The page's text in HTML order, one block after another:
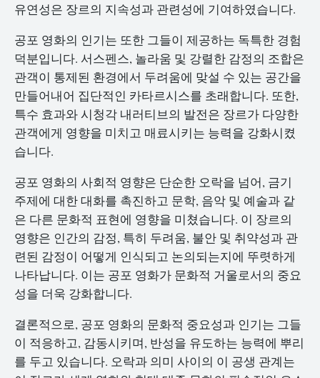
유연성은 장르의 지속성과 관련성에 기여하였습니다.
공포 영화의 인기는 또한 그들이 제공하는 독특한 경험
덕분입니다. 서스펜스, 놀라움 및 강렬한 감정의 조합은
관객이 통제된 환경에서 두려움에 맞설 수 있는 공간을
만들어내어 집단적인 카타르시스를 초래합니다. 또한,
특수 효과와 시청각 내러티브의 발전은 장르가 다양한
관객에게 영향을 미치고 매료시키는 능력을 강화시켰
습니다.
공포 영화의 사회적 영향은 단순한 오락을 넘어, 금기
주제에 대한 대화를 촉진하고 문학, 음악 및 예술과 같
은 다른 문화적 표현에 영향을 미쳤습니다. 이 장르의
영향은 인간의 감정, 특히 두려움, 불안 및 취약성과 관
련된 감정이 어떻게 인식되고 논의되는지에 뚜렷하게
나타납니다. 이는 공포 영화가 문화적 거울로서의 중요
성을 더욱 강화합니다.
결론적으로, 공포 영화의 문화적 중요성과 인기는 그들
이 적응하고, 감동시키며, 반성을 유도하는 능력에 뿌리
를 두고 있습니다. 오락과 의미 사이의 이 공생 관계는